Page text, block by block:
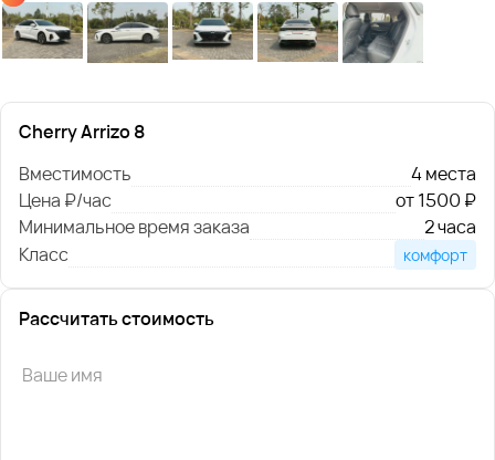
Cherry Arrizo 8
Вместимость
4 места
Цена ₽/час
от 1500 ₽
Минимальное время заказа
2 часа
Класс
комфорт
Рассчитать стоимость